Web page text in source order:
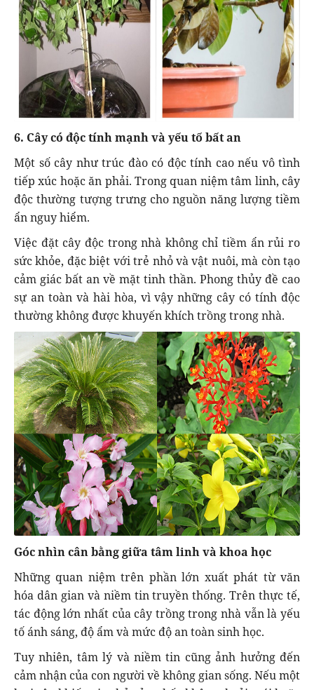
6. Cây có độc tính mạnh và yếu tố bất an
Một số cây như trúc đào có độc tính cao nếu vô tình
tiếp xúc hoặc ăn phải. Trong quan niệm tâm linh, cây
độc thường tượng trưng cho nguồn năng lượng tiềm
ẩn nguy hiểm.
Việc đặt cây độc trong nhà không chỉ tiềm ẩn rủi ro
sức khỏe, đặc biệt với trẻ nhỏ và vật nuôi, mà còn tạo
cảm giác bất an về mặt tinh thần. Phong thủy đề cao
sự an toàn và hài hòa, vì vậy những cây có tính độc
thường không được khuyến khích trồng trong nhà.
Góc nhìn cân bằng giữa tâm linh và khoa học
Những quan niệm trên phần lớn xuất phát từ văn
hóa dân gian và niềm tin truyền thống. Trên thực tế,
tác động lớn nhất của cây trồng trong nhà vẫn là yếu
tố ánh sáng, độ ẩm và mức độ an toàn sinh học.
Tuy nhiên, tâm lý và niềm tin cũng ảnh hưởng đến
cảm nhận của con người về không gian sống. Nếu một